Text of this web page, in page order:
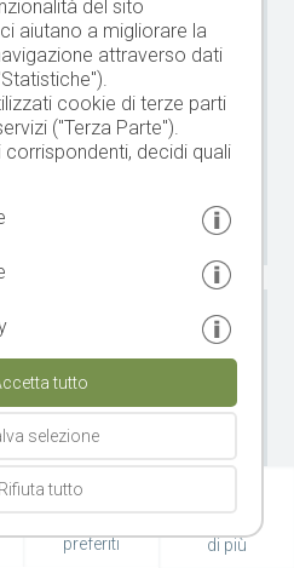
salvare
CIN: IT021051B4DZBYOGBV
preferiti di più
del sito
aiutano a migliorare la
attraverso dati
cookie di terze parti
("Terza Parte").
decidi quali
tutto", "Salva selezione"
dichiari di consentire l'uso
revocarlo in qualsiasi
tutto
selezione
Rifiuta tutto